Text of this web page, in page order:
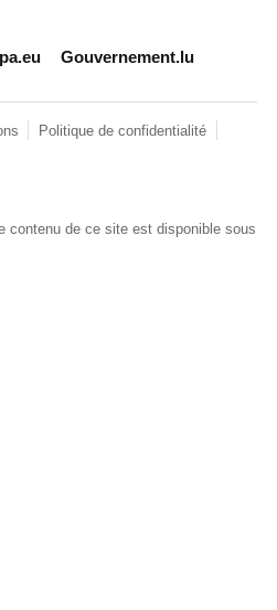
Gouvernement.lu
Politique de confidentialité
contenu de ce site est disponible sous